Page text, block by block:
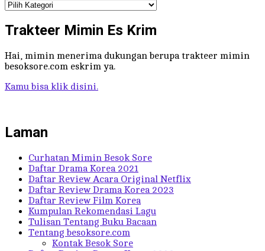
Kategori
Trakteer Mimin Es Krim
Hai, mimin menerima dukungan berupa trakteer mimin
besoksore.com eskrim ya.
Kamu bisa klik disini.
Laman
Curhatan Mimin Besok Sore
Daftar Drama Korea 2021
Daftar Review Acara Original Netflix
Daftar Review Drama Korea 2023
Daftar Review Film Korea
Kumpulan Rekomendasi Lagu
Tulisan Tentang Buku Bacaan
Tentang besoksore.com
Kontak Besok Sore